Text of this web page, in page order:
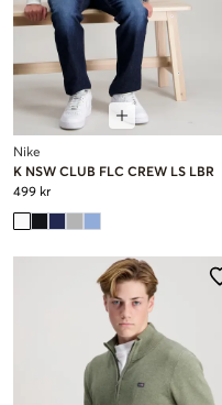
Nike
K NSW CLUB FLC CREW LS LBR
499 kr